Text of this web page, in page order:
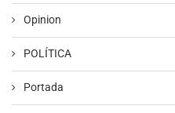
Opinion
POLÍTICA
Portada